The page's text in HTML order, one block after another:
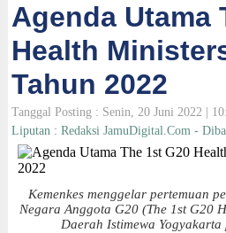
Agenda Utama
Health
Tahun 2022
Tanggal Posting : Senin, 20 Juni 2022 |
Liputan : Redaksi JamuDigital.Com -
Kemenkes menggelar pertemuan
Negara Anggota G20 (The 1st G20
Daerah Istimewa